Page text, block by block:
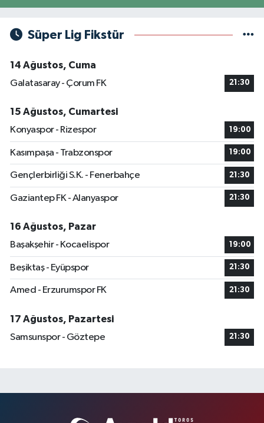
Süper Lig Fikstür
14 Ağustos, Cuma
Galatasaray - Çorum FK
21:30
15 Ağustos, Cumartesi
Konyaspor - Rizespor
19:00
Kasımpaşa - Trabzonspor 19:00
Gençlerbirliği S.K. - Fenerbahçe 21:30
Gaziantep FK - Alanyaspor 21:30
16 Ağustos, Pazar
Başakşehir - Kocaelispor
19:00
Beşiktaş - Eyüpspor 21:30
Amed - Erzurumspor FK 21:30
17 Ağustos, Pazartesi
Samsunspor - Göztepe
21:30